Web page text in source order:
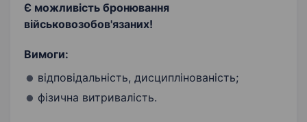
Є можливість бронювання
військовозобов'язаних!
Вимоги:
відповідальність, дисциплінованість;
фізична витривалість.